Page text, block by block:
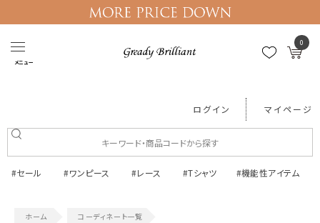
メニュー
0
ログイン マイページ
#セール #ワンピース #レース #Tシャツ #機能性アイテム
コーディネート一覧